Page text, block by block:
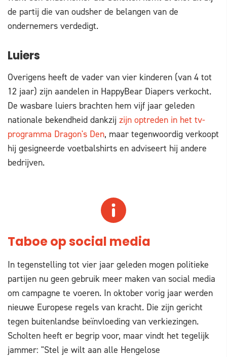
de partij die van oudsher de belangen van de
ondernemers verdedigt.
Luiers
Overigens heeft de vader van vier kinderen (van 4 tot
12 jaar) zijn aandelen in HappyBear Diapers verkocht.
De wasbare luiers brachten hem vijf jaar geleden
nationale bekendheid dankzij zijn optreden in het tv-
programma Dragon's Den, maar tegenwoordig verkoopt
hij gesigneerde voetbalshirts en adviseert hij andere
bedrijven.
Taboe op social media
In tegenstelling tot vier jaar geleden mogen politieke
partijen nu geen gebruik meer maken van social media
om campagne te voeren. In oktober vorig jaar werden
nieuwe Europese regels van kracht. Die zijn gericht
tegen buitenlandse beïnvloeding van verkiezingen.
Scholten heeft er begrip voor, maar vindt het tegelijk
jammer: "Stel je wilt aan alle Hengelose